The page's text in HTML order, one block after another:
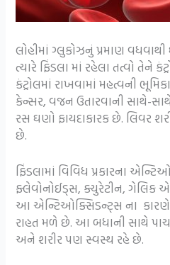
લોહીમાં ગ્લુકોઝનું પ્રમાણ
ત્યારે ફિંડલા માં રહેલા તત્વો તેને
કંટ્રોલમાં રાખવામાં મહત્વની
કેન્સર, વજન ઉતારવાની સાથે-
રસ ઘણો ફાયદાકારક છે. લિવર
છે.
ફિંડલામાં વિવિધ પ્રકારના
ફ્લેવોનોઈડ્સ, ક્યુરેટીન, ગેલિક
આ એન્ટિઓક્સિડન્ટ્સ ના કારણે
રાહત મળે છે. આ બધાની સાથે
અને શરીર પણ સ્વસ્થ રહે છે.